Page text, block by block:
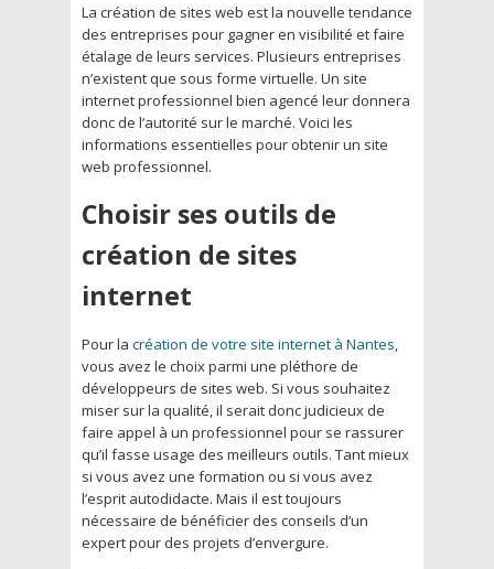
La création de sites web est la nouvelle tendance
des entreprises pour gagner en visibilité et faire
étalage de leurs services. Plusieurs entreprises
n’existent que sous forme virtuelle. Un site
internet professionnel bien agencé leur donnera
donc de l’autorité sur le marché. Voici les
informations essentielles pour obtenir un site
web professionnel.
Choisir ses outils de
création de sites
internet
Pour la création de votre site internet à Nantes,
vous avez le choix parmi une pléthore de
développeurs de sites web. Si vous souhaitez
miser sur la qualité, il serait donc judicieux de
faire appel à un professionnel pour se rassurer
qu’il fasse usage des meilleurs outils. Tant mieux
si vous avez une formation ou si vous avez
l’esprit autodidacte. Mais il est toujours
nécessaire de bénéficier des conseils d’un
expert pour des projets d’envergure.